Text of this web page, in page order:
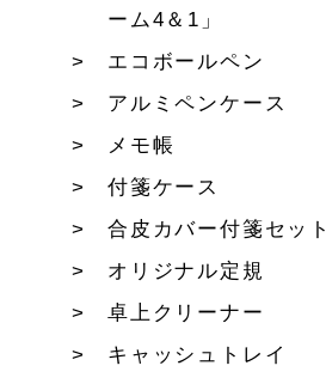
ーム4＆1」
エコボールペン
アルミペンケース
メモ帳
付箋ケース
合皮カバー付箋セット
オリジナル定規
卓上クリーナー
キャッシュトレイ